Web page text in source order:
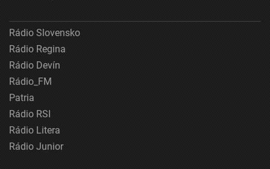
Rádio Slovensko
Rádio Regina
Rádio Devín
Rádio_FM
Patria
Rádio RSI
Rádio Litera
Rádio Junior